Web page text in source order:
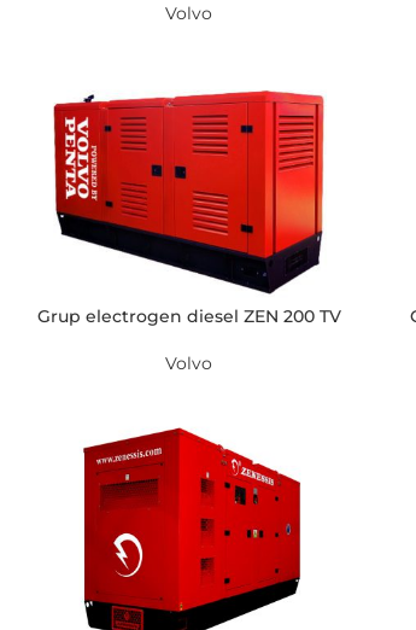
Volvo
Grup electrogen diesel ZEN 200 TV
Volvo